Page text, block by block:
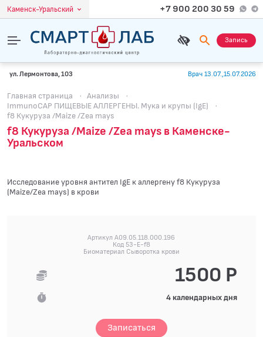
Каменск-Уральский +7 900 200 30 59
Запись
ул. Лермонтова, 103 Врач 13.07.,15.07.2026
Главная страница · Анализы
·
ImmunoCAP ПИЩЕВЫЕ АЛЛЕРГЕНЫ. Мука и крупы (IgE)
·
f8 Кукуруза /Maize /Zea mays
f8 Кукуруза /Maize /Zea mays в Каменске-
Уральском
Исследование уровня антител IgE к аллергену f8 Кукуруза
(Maize/Zea mays) в крови
Артикул A09.05.118.000.196
Код 53-E-f8
Биоматериал Сыворотка крови
1500 Р
4 календарных дня
Записаться